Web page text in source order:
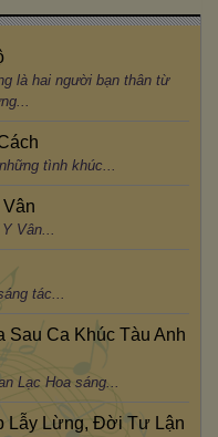
là hai người bạn thân từ
tình khúc...
Vân...
tác...
Sau Ca Khúc Tàu Anh
Lạc Hoa sáng...
Lẫy Lừng, Đời Tư Lận